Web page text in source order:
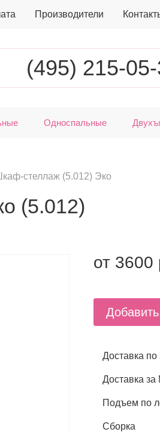
Производители
(495) 215-
Односпальные
стеллаж (5.012) Эко
(5.012)
от 3600
Доставка
Доставка
Подъем по
Сборка